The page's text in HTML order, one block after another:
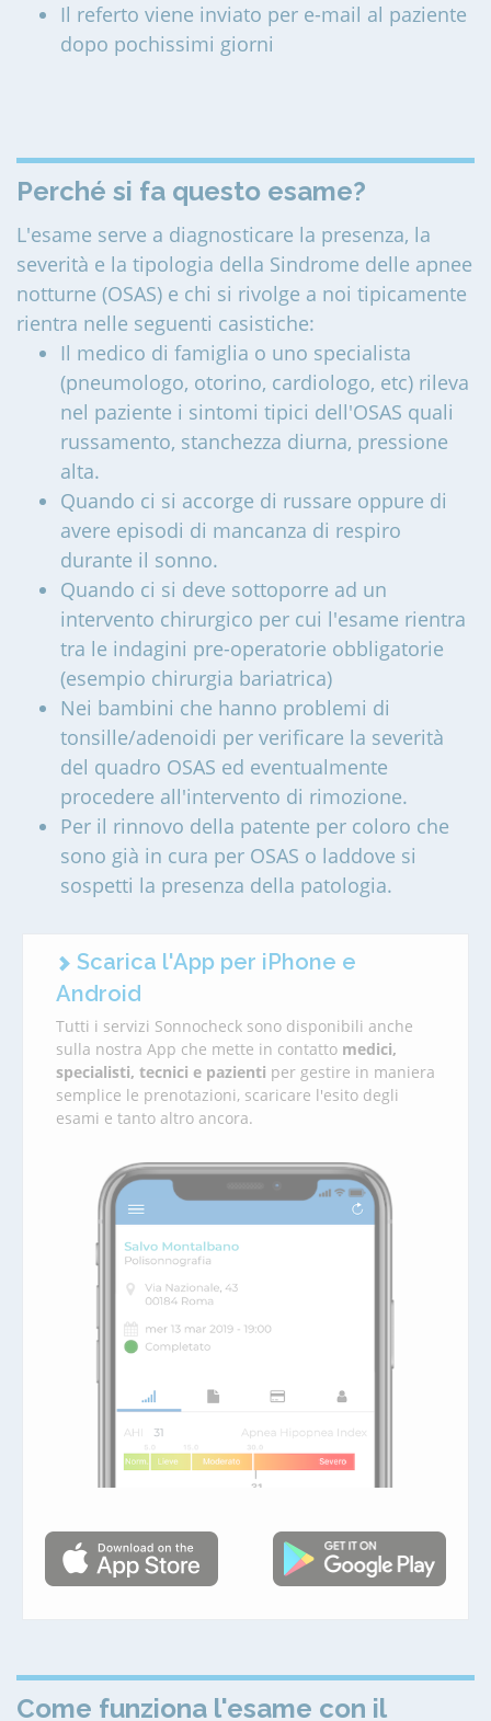
Il referto viene inviato per e-mail al paziente
dopo pochissimi giorni
Perché si fa questo esame?
L'esame serve a diagnosticare la presenza, la
severità e la tipologia della Sindrome delle apnee
notturne (OSAS) e chi si rivolge a noi tipicamente
rientra nelle seguenti casistiche:
Il medico di famiglia o uno specialista
(pneumologo, otorino, cardiologo, etc) rileva
nel paziente i sintomi tipici dell'OSAS quali
russamento, stanchezza diurna, pressione
alta.
Quando ci si accorge di russare oppure di
avere episodi di mancanza di respiro
durante il sonno.
Quando ci si deve sottoporre ad un
intervento chirurgico per cui l'esame rientra
tra le indagini pre-operatorie obbligatorie
(esempio chirurgia bariatrica)
Nei bambini che hanno problemi di
tonsille/adenoidi per verificare la severità
del quadro OSAS ed eventualmente
procedere all'intervento di rimozione.
Per il rinnovo della patente per coloro che
sono già in cura per OSAS o laddove si
sospetti la presenza della patologia.
Scarica l'App per iPhone e
Android
Tutti i servizi Sonnocheck sono disponibili anche
sulla nostra App che mette in contatto medici,
specialisti, tecnici e pazienti per gestire in maniera
semplice le prenotazioni, scaricare l'esito degli
esami e tanto altro ancora.
Come funziona l'esame con il